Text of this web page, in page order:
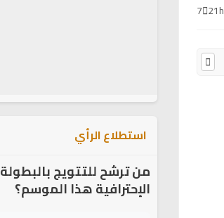
7
استطلاع الرأي
من ترشح للتتويج بالبطولة
الإحترافية هذا الموسم؟